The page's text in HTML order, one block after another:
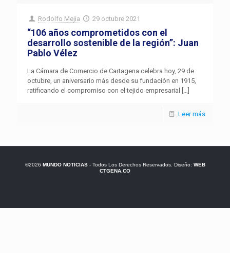
Rodolfo Mejia 29 octubre 2021
“106 años comprometidos con el
desarrollo sostenible de la región”: Juan
Pablo Vélez
La Cámara de Comercio de Cartagena celebra hoy, 29 de
octubre, un aniversario más desde su fundación en 1915,
ratificando el compromiso con el tejido empresarial
[…]
Leer más
©2026 MUNDO NOTICIAS- Todos Los Derechos Reservados. Diseño: WEB
CTGENA.CO